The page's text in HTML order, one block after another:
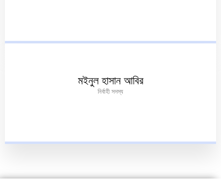
মইনুল হাসান আবির
নির্বাহী সদস্য